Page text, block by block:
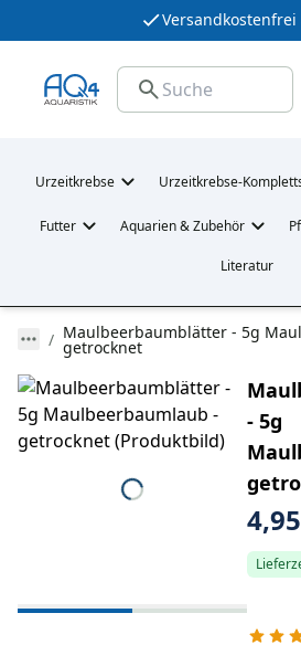
Versandkostenfrei
Urzeitkrebse Urzeitkrebse-
Futter Aquarien & Zubehör
Literatur
Maulbeerbaumblätter - 5g
getrocknet
- 5g